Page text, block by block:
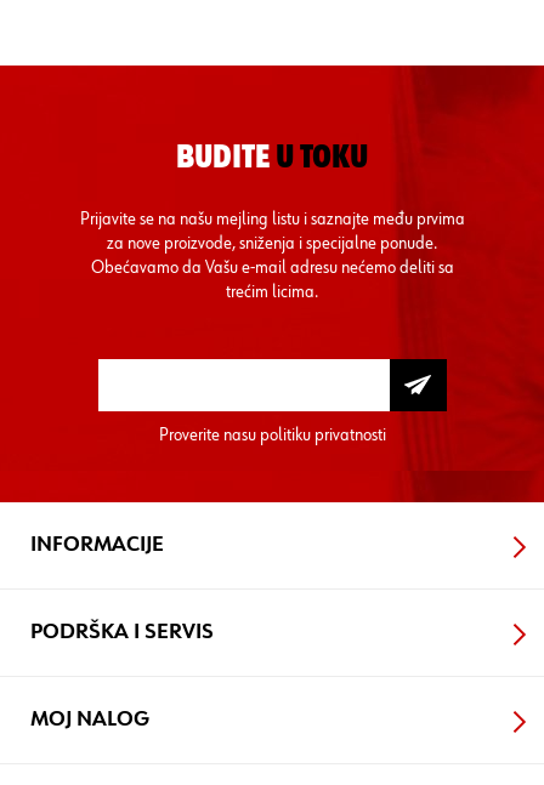
BUDITE U TOKU
Prijavite se na našu mejling listu i saznajte među prvima
za nove proizvode, sniženja i specijalne ponude.
Obećavamo da Vašu e-mail adresu nećemo deliti sa
trećim licima.
Proverite nasu politiku privatnosti
INFORMACIJE
PODRŠKA I SERVIS
MOJ NALOG